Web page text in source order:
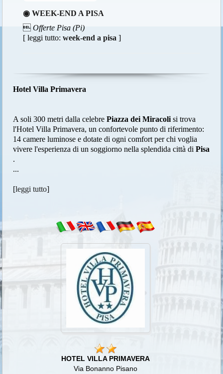
◉ WEEK-END A PISA
Offerte Pisa (Pi)
[ leggi tutto:week-end a pisa ]
Hotel Villa Primavera
A soli 300 metri dalla celebrePiazza dei Miracoli si trova
l'Hotel Villa Primavera, un confortevole punto di riferimento:
14 camere luminose e dotate di ogni comfort per chi voglia
vivere l'esperienza di un soggiorno nella splendida città diPisa
.
...
[leggi tutto]
HOTEL VILLA PRIMAVERA
Via Bonanno Pisano